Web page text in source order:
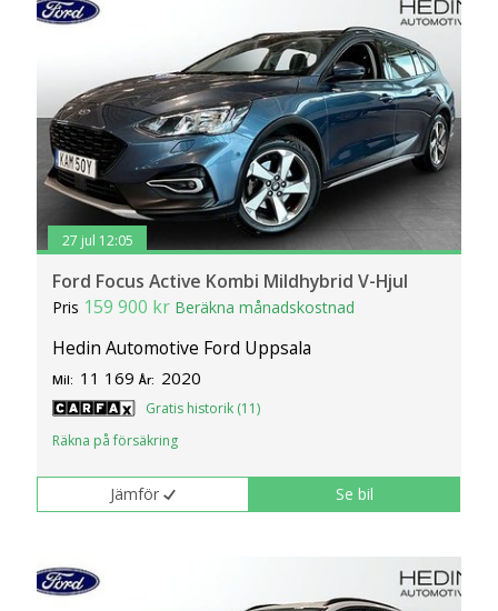
27 jul 12:05
Ford Focus Active Kombi Mildhybrid V-Hjul
Pris 159 900 kr Beräkna månadskostnad
Hedin Automotive Ford Uppsala
Mil: 11 169 År: 2020
Gratis historik (11)
Räkna på försäkring
Jämför Se bil